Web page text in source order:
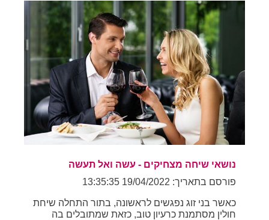
נושאי שיחה מצחיקים - עשה ואל תעשה
פורסם בתאריך: 19/04/2022 13:35:35
כאשר בני זוג נפגשים לראשונה, בתור התחלה שיחת
חולין מסתמנת כרעיון טוב, כזאת שמתובלים בה